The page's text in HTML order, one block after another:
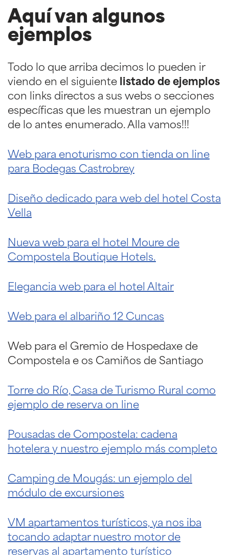
Aquí van algunos
ejemplos
Todo lo que arriba decimos lo pueden ir
viendo en el siguiente listado de ejemplos
con links directos a sus webs o secciones
específicas que les muestran un ejemplo
de lo antes enumerado. Alla vamos!!!
Web para enoturismo con tienda on line
para Bodegas Castrobrey
Diseño dedicado para web del hotel Costa
Vella
Nueva web para el hotel Moure de
Compostela Boutique Hotels.
Elegancia web para el hotel Altair
Web para el albariño 12 Cuncas
Web para el Gremio de Hospedaxe de
Compostela e os Camiños de Santiago
Torre do Río, Casa de Turismo Rural como
ejemplo de reserva on line
Pousadas de Compostela: cadena
hotelera y nuestro ejemplo más completo
Camping de Mougás: un ejemplo del
módulo de excursiones
VM apartamentos turísticos, ya nos iba
tocando adaptar nuestro motor de
reservas al apartamento turístico